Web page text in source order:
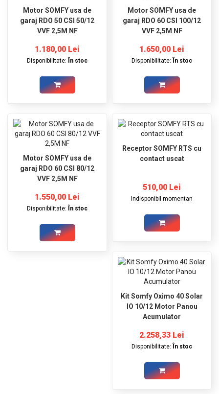
Motor SOMFY usa de
garaj RDO 50 CSI 50/12
VVF 2,5M NF
1.180,00 Lei
Disponibilitate: În stoc
Motor SOMFY usa de
garaj RDO 60 CSI 100/12
VVF 2,5M NF
1.650,00 Lei
Disponibilitate: În stoc
Motor SOMFY usa de
garaj RDO 60 CSI 80/12
VVF 2,5M NF
1.550,00 Lei
Disponibilitate: În stoc
Receptor SOMFY RTS cu
contact uscat
510,00 Lei
Indisponibil momentan
Kit Somfy Oximo 40 Solar
IO 10/12 Motor Panou
Acumulator
2.258,33 Lei
Disponibilitate: În stoc